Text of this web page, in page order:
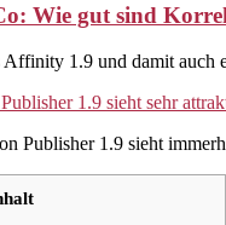
Wie gut sind
1.9 und damit auch
Publisher 1.9 sieht